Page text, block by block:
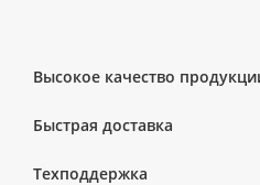
Высокое качество
Быстрая доставка
Техподдержка